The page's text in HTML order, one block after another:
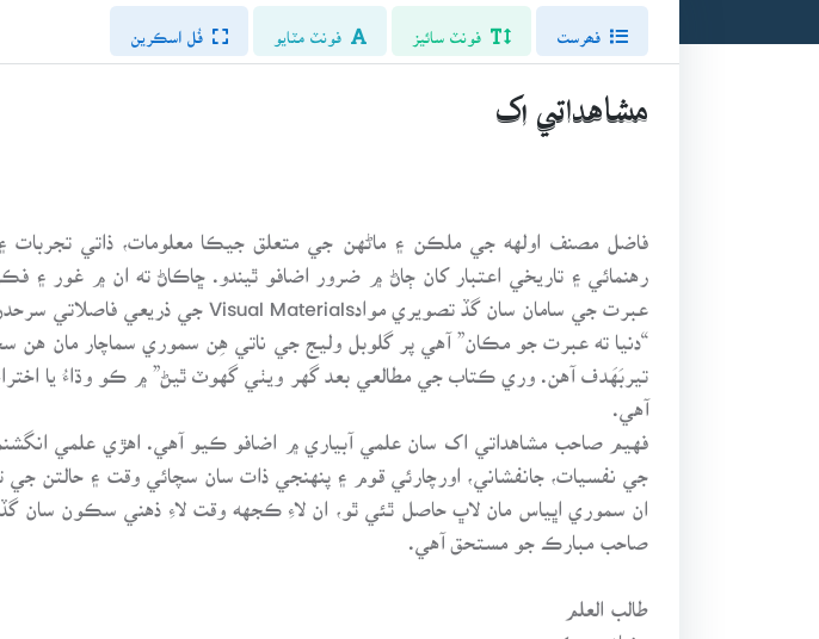
فونٽ سائيز فونٽ مٽايو فُل اسڪرين
مشاهداتي اک
رهنمائي ۽ تاريخي اعتبار کان ڄاڻ ۾ ضرور اضافو ٿيندو. ڇاڪاڻ ته ان ۾ غور
عبرت جي سامان سان گڏ تصويري موادVisual Materials جي ذريعي فاصلاتي سرحدن کي گهٽائڻ / پار ڪرڻ جو موقعو به فراهم ٿئي ٿو.
“دنيا ته عبرت جو مڪان” آهي پر گلوبل وليج جي ناتي هِن سموري سماچار مان هن
تيربَهَدف آهن. وري ڪتاب جي مطالعي بعد گهر ويٺي گهوٽ ٿيڻ” ۾ ڪو وڌاءُ يا
آهي.
فهيم صاحب مشاهداتي اک سان علمي آبياري ۾ اضافو ڪيو آهي. اهڙي علمي
جي نفسيات، جانفشاني، اورچارئي قوم ۽ پنهنجي ذات سان سچائي وقت ۽ حالتن جي
ان سموري اڀياس مان لاڀ حاصل ٿئي ٿو، ان لاءِ ڪجهه وقت لاءِ ذهني سڪون
صاحب مبارڪ جو مستحق آهي.
طالب العلم
ــ نياز سرڪي